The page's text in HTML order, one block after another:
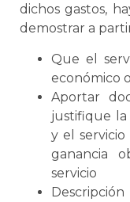
dichos gastos,
demostrar a
Que el
económico
Aportar
justifique la
y el
ganancia
servicio